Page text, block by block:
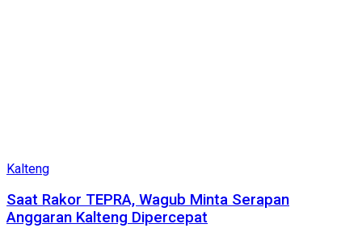
Kalteng
Saat Rakor TEPRA, Wagub Minta Serapan
Anggaran Kalteng Dipercepat